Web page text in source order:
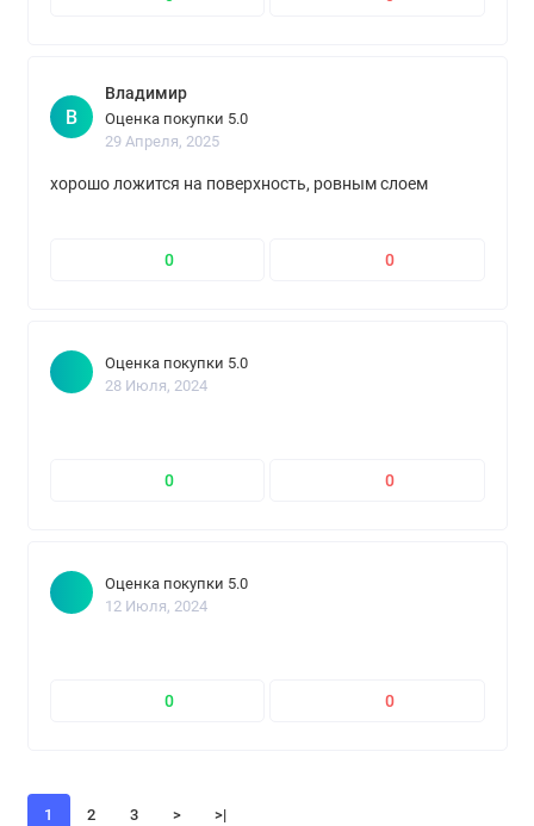
В
Владимир
Оценка покупки 5.0
29 Апреля, 2025
хорошо ложится на поверхность, ровным слоем
0 0
Оценка покупки 5.0
28 Июля, 2024
0 0
Оценка покупки 5.0
12 Июля, 2024
0 0
1 2 3 > >|